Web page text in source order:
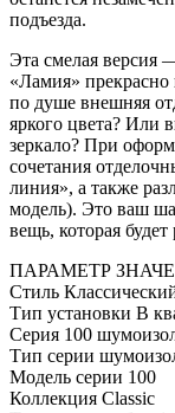
подъезда.
Эта смелая версия
«Ламия»
по душе внешняя
яркого цвета? Или
зеркало? При
сочетания
линия», а также
модель). Это ваш
вещь, которая
ПАРАМЕТР
Стиль
Тип установки В
Серия 100
Тип серии
Модель серии 100
Коллекция Classic